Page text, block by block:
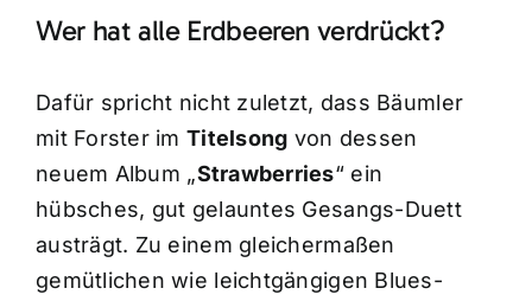
Wer hat alle Erdbeeren verdrückt?
Dafür spricht nicht zuletzt, dass Bäumler
mit Forster imTitelsong von dessen
neuem Album „Strawberries“ ein
hübsches, gut gelauntes Gesangs-Duett
austrägt. Zu einem gleichermaßen
gemütlichen wie leichtgängigen Blues-